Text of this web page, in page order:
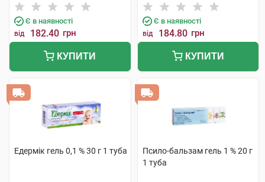
Є в наявності
від 182.40 грн
КУПИТИ
Є в наявності
від 184.80 грн
КУПИТИ
Едермік гель 0,1 % 30 г 1 туба
Псило-бальзам гель 1 % 20 г
1 туба